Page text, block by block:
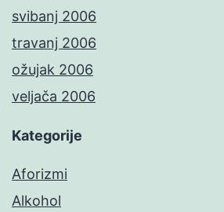
svibanj 2006
travanj 2006
ožujak 2006
veljača 2006
Kategorije
Aforizmi
Alkohol